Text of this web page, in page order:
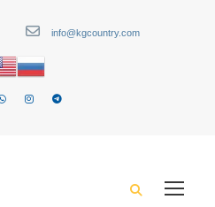
info@kgcountry.com